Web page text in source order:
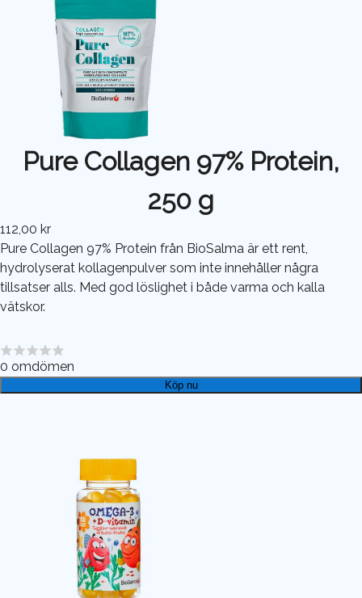
Pure Collagen 97% Protein,
250 g
112,00 kr
Pure Collagen 97% Protein från BioSalma är ett rent,
hydrolyserat kollagenpulver som inte innehåller några
tillsatser alls. Med god löslighet i både varma och kalla
vätskor.
0 omdömen
Köp nu